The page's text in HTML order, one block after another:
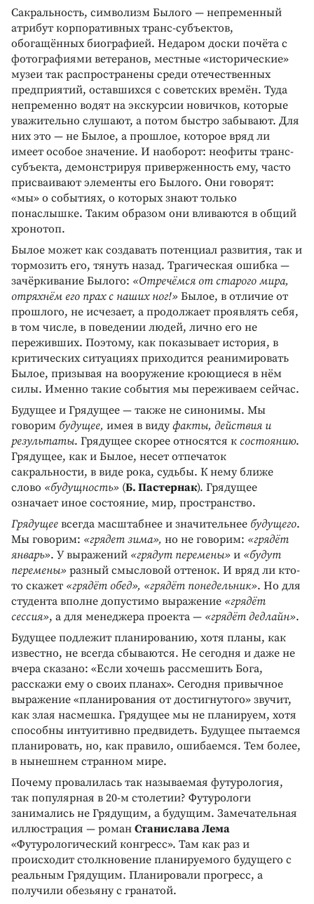
Сакральность, символизм Былого — непременный
атрибут корпоративных транс-субъектов,
обогащённых биографией. Недаром доски почёта с
фотографиями ветеранов, местные «исторические»
музеи так распространены среди отечественных
предприятий, оставшихся с советских времён. Туда
непременно водят на экскурсии новичков, которые
уважительно слушают, а потом быстро забывают. Для
них это — не Былое, а прошлое, которое вряд ли
имеет особое значение. И наоборот: неофиты транс-
субъекта, демонстрируя приверженность ему, часто
присваивают элементы его Былого. Они говорят:
«мы» о событиях, о которых знают только
понаслышке. Таким образом они вливаются в общий
хронотоп.
Былое может как создавать потенциал развития, так и
тормозить его, тянуть назад. Трагическая ошибка —
зачёркивание Былого: «Отречёмся от старого мира,
отряхнём его прах с наших ног!» Былое, в отличие от
прошлого, не исчезает, а продолжает проявлять себя,
в том числе, в поведении людей, лично его не
переживших. Поэтому, как показывает история, в
критических ситуациях приходится реанимировать
Былое, призывая на вооружение кроющиеся в нём
силы. Именно такие события мы переживаем сейчас.
Будущее и Грядущее — также не синонимы. Мы
говорим будущее, имея в видуфакты, действия и
результаты. Грядущее скорее относятся к состоянию.
Грядущее, как и Былое, несет отпечаток
сакральности, в виде рока, судьбы. К нему ближе
слово «будущность» (Б. Пастернак). Грядущее
означает иное состояние, мир, пространство.
Грядущее всегда масштабнее и значительнее будущего.
Мы говорим: «грядет зима», но не говорим: «грядёт
январь». У выражений «грядут перемены» и «будут
перемены» разный смысловой оттенок. И вряд ли кто-
то скажет «грядёт обед», «грядёт понедельник». Но для
студента вполне допустимо выражение «грядёт
сессия», а для менеджера проекта — «грядёт дедлайн».
Будущее подлежит планированию, хотя планы, как
известно, не всегда сбываются. Не сегодня и даже не
вчера сказано: «Если хочешь рассмешить Бога,
расскажи ему о своих планах». Сегодня привычное
выражение «планирования от достигнутого» звучит,
как злая насмешка. Грядущее мы не планируем, хотя
способны интуитивно предвидеть. Будущее пытаемся
планировать, но, как правило, ошибаемся. Тем более,
в нынешнем странном мире.
Почему провалилась так называемая футурология,
так популярная в 20-м столетии? Футурологи
занимались не Грядущим, а будущим. Замечательная
иллюстрация — роман Станислава Лема
«Футурологический конгресс». Там как раз и
происходит столкновение планируемого будущего с
реальным Грядущим. Планировали прогресс, а
получили обезьяну с гранатой.